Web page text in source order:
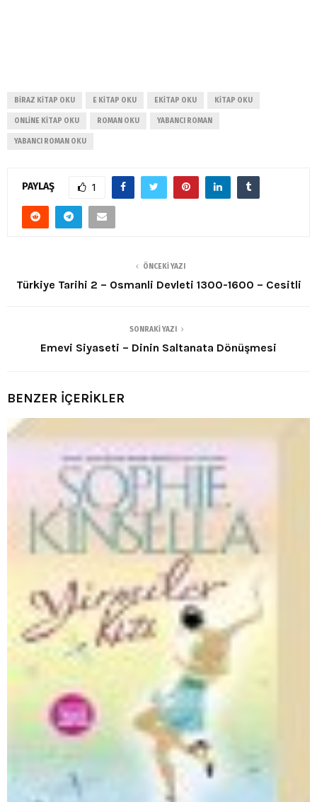
BIRAZ KITAP OKU E KITAP OKU EKITAP OKU KITAP OKU
ONLINE KITAP OKU ROMAN OKU YABANCI ROMAN
YABANCI ROMAN OKU
PAYLAŞ 1
ÖNCEKI YAZI
Türkiye Tarihi 2 – Osmanli Devleti 1300-1600 – Cesitli
SONRAKI YAZI
Emevi Siyaseti – Dinin Saltanata Dönüşmesi
BENZER İÇERİKLER